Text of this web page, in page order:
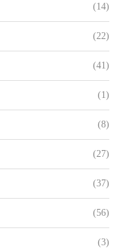
(14)
(22)
(41)
(1)
(8)
(27)
(37)
(56)
(3)